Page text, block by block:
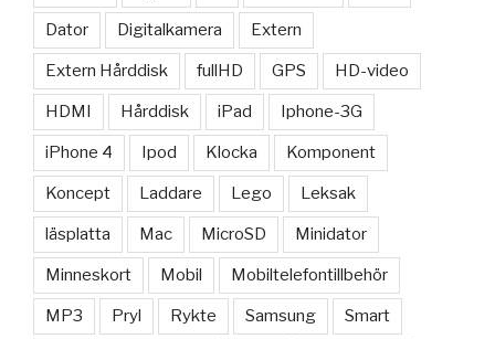
Dator Digitalkamera Extern
Extern Hårddisk fullHD GPS HD-video
HDMI Hårddisk iPad Iphone-3G
iPhone 4 Ipod Klocka Komponent
Koncept Laddare Lego Leksak
läsplatta Mac MicroSD Minidator
Minneskort Mobil Mobiltelefontillbehör
MP3 Pryl Rykte Samsung Smart